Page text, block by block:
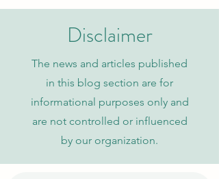
الجامعة السويسرية الدولية
Disclaimer
The news and articles published
in this blog section are for
informational purposes only and
are not controlled or influenced
by our organization.